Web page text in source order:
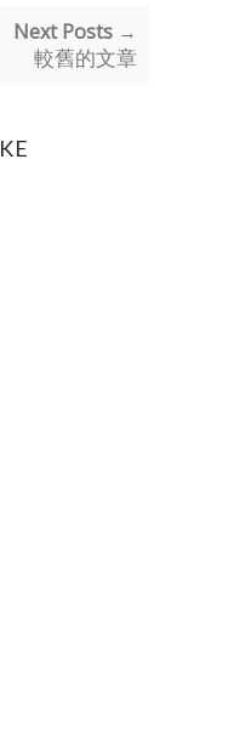
Next Posts →
較舊的文章